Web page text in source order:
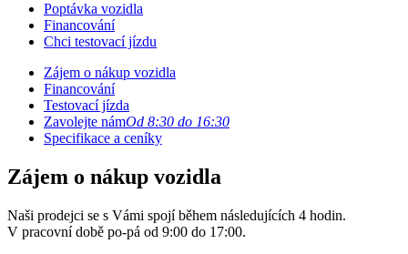
Poptávka vozidla
Financování
Chci testovací jízdu
Zájem o nákup vozidla
Financování
Testovací jízda
Zavolejte námOd 8:30 do 16:30
Specifikace a ceníky
Zájem o nákup vozidla
Naši prodejci se s Vámi spojí během následujících 4 hodin.
V pracovní době po-pá od 9:00 do 17:00.